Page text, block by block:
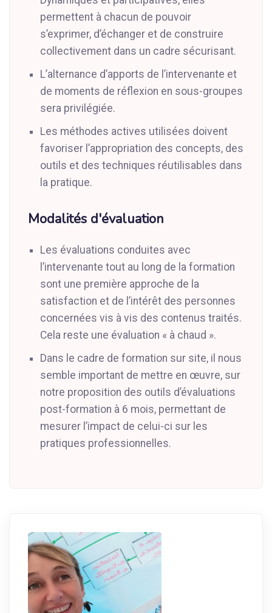
permettent à chacun de pouvoir
s’exprimer, d’échanger et de construire
collectivement dans un cadre sécurisant.
L’alternance d’apports de l’intervenante et
de moments de réflexion en sous-groupes
sera privilégiée.
Les méthodes actives utilisées doivent
favoriser l’appropriation des concepts, des
outils et des techniques réutilisables dans
la pratique.
Modalités d'évaluation
Les évaluations conduites avec
l’intervenante tout au long de la formation
sont une première approche de la
satisfaction et de l’intérêt des personnes
concernées vis à vis des contenus traités.
Cela reste une évaluation « à chaud ».
Dans le cadre de formation sur site, il nous
semble important de mettre en œuvre, sur
notre proposition des outils d’évaluations
post-formation à 6 mois, permettant de
mesurer l’impact de celui-ci sur les
pratiques professionnelles.